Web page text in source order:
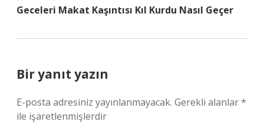
Geceleri Makat Kaşıntısı Kıl Kurdu Nasıl Geçer
Bir yanıt yazın
E-posta adresiniz yayınlanmayacak. Gerekli alanlar*
ile işaretlenmişlerdir